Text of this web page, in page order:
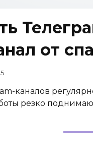
от
каналов
резко